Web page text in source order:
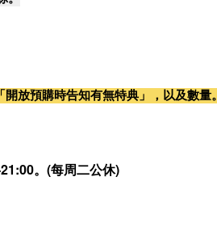
放預購時告知有無特典」，以及數量。
。(每周二公休)